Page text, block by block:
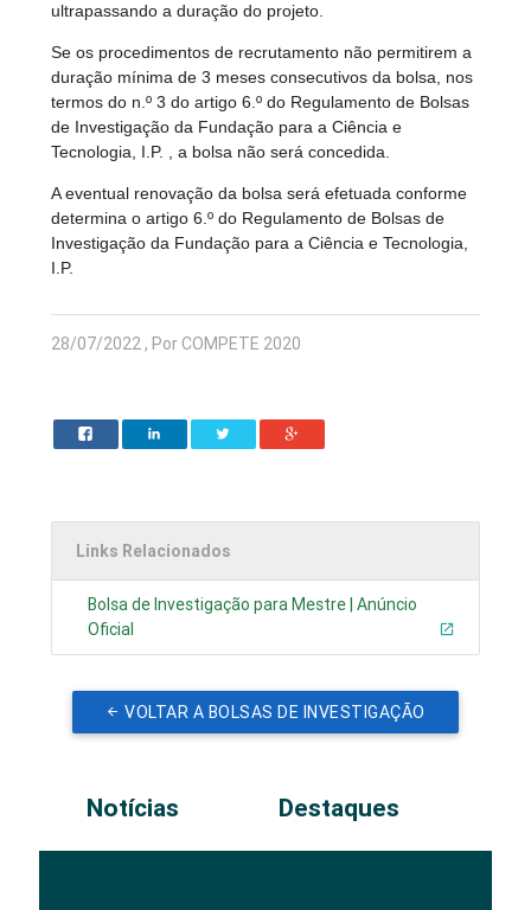
ultrapassando a duração do projeto.
Se os procedimentos de recrutamento não permitirem a
duração mínima de 3 meses consecutivos da bolsa, nos
termos do n.º 3 do artigo 6.º do Regulamento de Bolsas
de Investigação da Fundação para a Ciência e
Tecnologia, I.P. , a bolsa não será concedida.
A eventual renovação da bolsa será efetuada conforme
determina o artigo 6.º do Regulamento de Bolsas de
Investigação da Fundação para a Ciência e Tecnologia,
I.P.
28/07/2022 , Por COMPETE 2020
Links Relacionados
Bolsa de Investigação para Mestre | Anúncio
Oficial
VOLTAR A BOLSAS DE INVESTIGAÇÃO
Notícias Destaques